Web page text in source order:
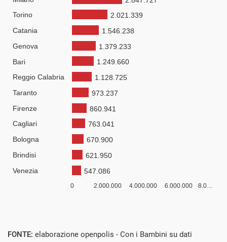
FONTE: elaborazione openpolis - Con i Bambini su dati